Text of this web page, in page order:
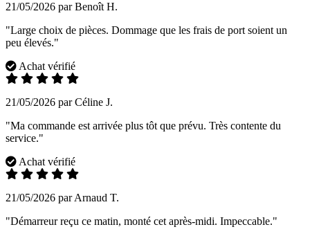
21/05/2026 par Benoît H.
"Large choix de pièces. Dommage que les frais de port soient un
peu élevés."
Achat vérifié
21/05/2026 par Céline J.
"Ma commande est arrivée plus tôt que prévu. Très contente du
service."
Achat vérifié
21/05/2026 par Arnaud T.
"Démarreur reçu ce matin, monté cet après-midi. Impeccable."